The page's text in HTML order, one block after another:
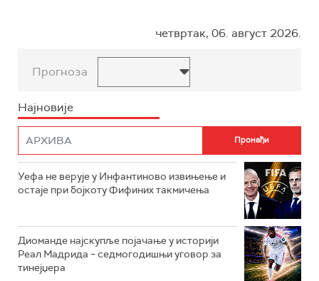
четвртак, 06. август 2026.
Прогноза
Најновије
Уефа не верује у Инфантиново извињење и
остаје при бојкоту Фифиних такмичења
Диоманде најскупље појачање у историји
Реал Мадрида – седмогодишњи уговор за
тинејџера